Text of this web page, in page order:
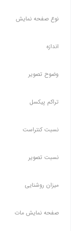
نوع صفحه نمایش
اندازه
وضوح تصویر
تراکم پیکسل
نسبت کنتراست
نسبت تصویر
میزان روشنایی
صفحه نمایش مات